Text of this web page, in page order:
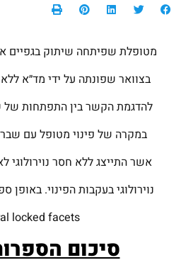
מטופלת שפיתחה שיתוק בגפיים
בצוואר שפונתה על ידי מד״א
להדגמת הקשר בין התפתחות של
במקרה של פינוי מטופל עם
אשר התייצג ללא חסר נוירולוגי
נוירולוגי בעקבות הפינוי.
סיכום